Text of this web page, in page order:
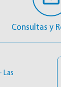
Consultas y
Las